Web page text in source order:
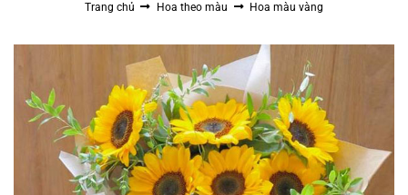
Trang chủ Hoa theo màu Hoa màu vàng